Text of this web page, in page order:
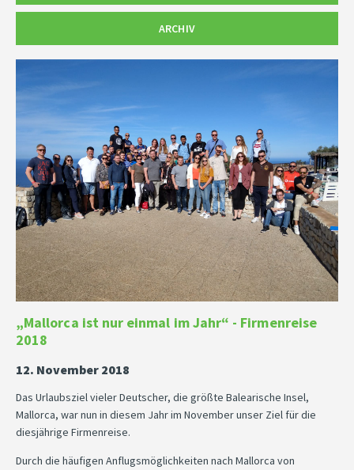
ARCHIV
„Mallorca ist nur einmal im Jahr“ - Firmenreise
2018
12. November 2018
Das Urlaubsziel vieler Deutscher, die größte Balearische Insel,
Mallorca, war nun in diesem Jahr im November unser Ziel für die
diesjährige Firmenreise.
Durch die häufigen Anflugsmöglichkeiten nach Mallorca von